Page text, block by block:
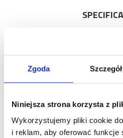
Zgoda
Niniejsza strona korzysta z
Wykorzystujemy pliki cookie
i reklam, aby oferować funkcje
ROLLING
FSK
868